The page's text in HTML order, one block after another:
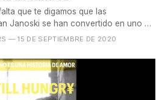
que te digamos que las
Janoski se han convertido en uno de
— 15 DE SEPTIEMBRE DE 2020